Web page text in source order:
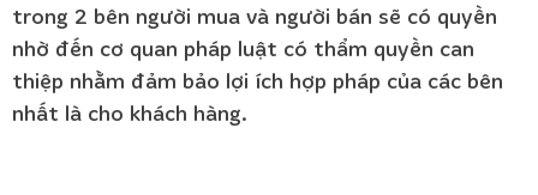
trong 2 bên người mua và người bán sẽ có quyền
nhờ đến cơ quan pháp luật có thẩm quyền can
thiệp nhằm đảm bảo lợi ích hợp pháp của các bên
nhất là cho khách hàng.